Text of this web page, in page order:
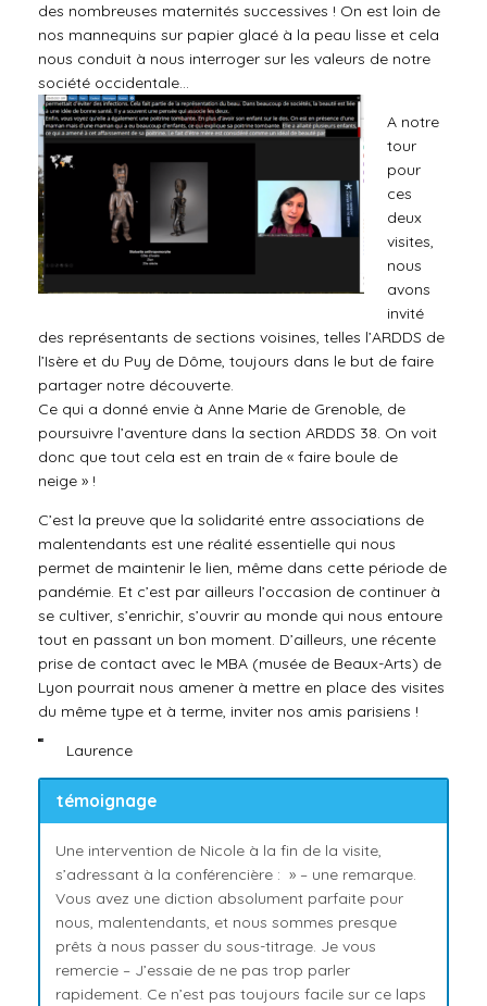
des nombreuses maternités successives ! On est loin de
nos mannequins sur papier glacé à la peau lisse et cela
nous conduit à nous interroger sur les valeurs de notre
société occidentale…
A notre
tour
pour
ces
deux
visites,
nous
avons
invité
des représentants de sections voisines, telles l’ARDDS de
l’Isère et du Puy de Dôme, toujours dans le but de faire
partager notre découverte.
Ce qui a donné envie à Anne Marie de Grenoble, de
poursuivre l’aventure dans la section ARDDS 38. On voit
donc que tout cela est en train de « faire boule de
neige » !
C’est la preuve que la solidarité entre associations de
malentendants est une réalité essentielle qui nous
permet de maintenir le lien, même dans cette période de
pandémie. Et c’est par ailleurs l’occasion de continuer à
se cultiver, s’enrichir, s’ouvrir au monde qui nous entoure
tout en passant un bon moment. D’ailleurs, une récente
prise de contact avec le MBA (musée de Beaux-Arts) de
Lyon pourrait nous amener à mettre en place des visites
du même type et à terme, inviter nos amis parisiens !
Laurence
témoignage
Une intervention de Nicole à la fin de la visite,
s’adressant à la conférencière : » – une remarque.
Vous avez une diction absolument parfaite pour
nous, malentendants, et nous sommes presque
prêts à nous passer du sous-titrage. Je vous
remercie – J’essaie de ne pas trop parler
rapidement. Ce n’est pas toujours facile sur ce laps